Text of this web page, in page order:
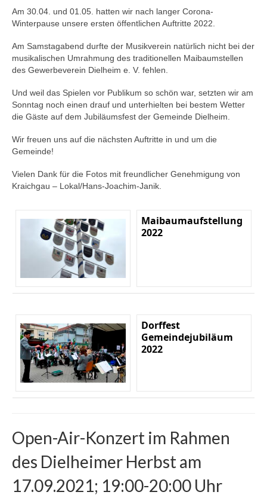
Am 30.04. und 01.05. hatten wir nach langer Corona-
Winterpause unsere ersten öffentlichen Auftritte 2022.
Am Samstagabend durfte der Musikverein natürlich nicht bei der
musikalischen Umrahmung des traditionellen Maibaumstellen
des Gewerbeverein Dielheim e. V. fehlen.
Und weil das Spielen vor Publikum so schön war, setzten wir am
Sonntag noch einen drauf und unterhielten bei bestem Wetter
die Gäste auf dem Jubiläumsfest der Gemeinde Dielheim.
Wir freuen uns auf die nächsten Auftritte in und um die
Gemeinde!
Vielen Dank für die Fotos mit freundlicher Genehmigung von
Kraichgau – Lokal/Hans-Joachim-Janik.
Maibaumaufstellung
2022
Dorffest
Gemeindejubiläum
2022
Open-Air-Konzert im Rahmen
des Dielheimer Herbst am
17.09.2021; 19:00-20:00 Uhr